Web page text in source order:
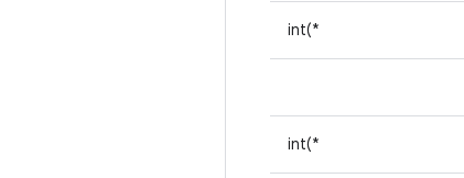
int(*
int(*